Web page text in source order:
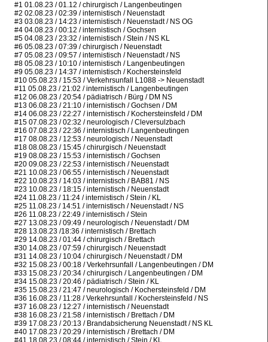
#1 01.08.23 / 01.12 / chirurgisch / Langenbeutingen
#2 02.08.23 / 02:39 / internistisch / Neuenstadt
#3 03.08.23 / 14:23 / internistisch / Neuenstadt / NS OG
#4 04.08.23 / 00:12 / internistisch / Gochsen
#5 04.08.23 / 23:32 / internistisch / Stein / NS KL
#6 05.08.23 / 07:39 / chirurgisch / Neuenstadt
#7 05.08.23 / 09:57 / internistisch / Neuenstadt / NS
#8 05.08.23 / 10:10 / internistisch / Langenbeutingen
#9 05.08.23 / 14:37 / internistisch / Kochersteinsfeld
#10 05.08.23 / 15:53 / Verkehrsunfall L1088 -> Neuenstadt
#11 05.08.23 / 21:02 / internistisch / Langenbeutingen
#12 06.08.23 / 20:54 / pädiatrisch / Bürg / DM NS
#13 06.08.23 / 21:10 / internistisch / Gochsen / DM
#14 06.08.23 / 22:27 / internistisch / Kochersteinsfeld / DM
#15 07.08.23 / 02:32 / neurologisch / Cleversulzbach
#16 07.08.23 / 22:36 / internistisch / Langenbeutingen
#17 08.08.23 / 12:53 / neurologisch / Neuenstadt
#18 08.08.23 / 15:45 / chirurgisch / Neuenstadt
#19 08.08.23 / 15:53 / internistisch / Gochsen
#20 09.08.23 / 22:53 / internistisch / Neuenstadt
#21 10.08.23 / 06:55 / internistisch / Neuenstadt
#22 10.08.23 / 14:03 / internistisch / BAB81 / NS
#23 10.08.23 / 18:15 / internistisch / Neuenstadt
#24 11.08.23 / 11:24 / internistisch / Stein / KL
#25 11.08.23 / 14:51 / internistisch / Neuenstadt / NS
#26 11.08.23 / 22:49 / internistisch / Stein
#27 13.08.23 / 09:49 / neurologisch / Neuenstadt / DM
#28 13.08.23 /18:36 / internistisch / Brettach
#29 14.08.23 / 01:44 / chirurgisch / Brettach
#30 14.08.23 / 07:59 / chirurgisch / Neuenstadt
#31 14.08.23 / 10:04 / chirurgisch / Neuenstadt / DM
#32 15.08.23 / 00:18 / Verkehrsunfall / Langenbeutingen / DM
#33 15.08.23 / 20:34 / chirurgisch / Langenbeutingen / DM
#34 15.08.23 / 20:46 / pädiatrisch / Stein / KL
#35 15.08.23 / 21:47 / neurologisch / Kochersteinsfeld / DM
#36 16.08.23 / 11:28 / Verkehrsunfall / Kochersteinsfeld / NS
#37 16.08.23 / 12:27 / internistisch / Neuenstadt
#38 16.08.23 / 21:58 / internistisch / Brettach / DM
#39 17.08.23 / 20:13 / Brandabsicherung Neuenstadt / NS KL
#40 17.08.23 / 20:29 / internistisch / Brettach / DM